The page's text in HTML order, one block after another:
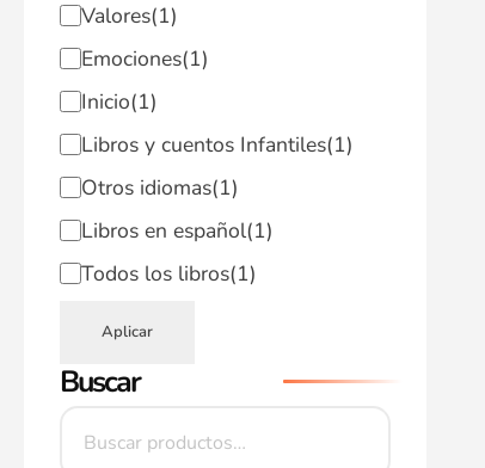
Valores(1)
Emociones(1)
Inicio(1)
Libros y cuentos Infantiles(1)
Otros idiomas(1)
Libros en español(1)
Todos los libros(1)
Aplicar
Buscar